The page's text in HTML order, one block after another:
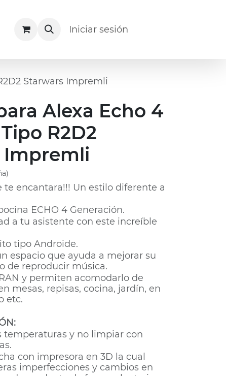
Acerca de Recursos Facturación
Iniciar sesión
Starwars Impremli
Alexa Echo 4
R2D2
Impremli
te encantara!!! Un estilo diferente a
ECHO 4 Generación.
a tu asistente con este increíble
tipo Androide.
espacio que ayuda a mejorar su
de reproducir música.
y permiten acomodarlo de
mesas, repisas, cocina, jardín, en
etc.
temperaturas y no limpiar con
con impresora en 3D la cual
imperfecciones y cambios en